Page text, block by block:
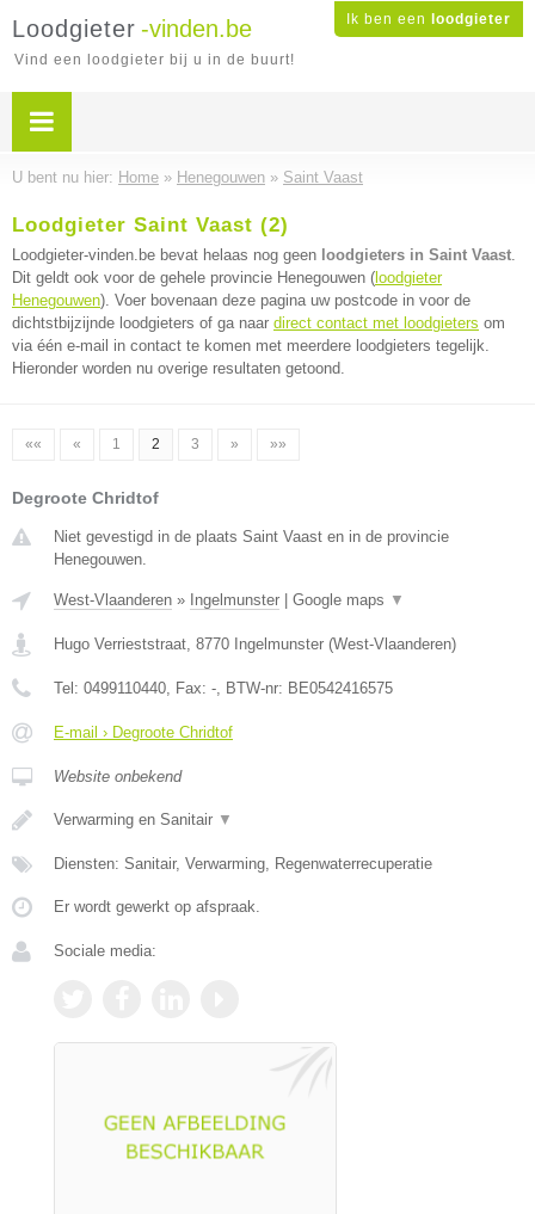
Ik ben een loodgieter
Loodgieter -vinden.be
Vind een loodgieter bij u in de buurt!
U bent nu hier: Home » Henegouwen » Saint Vaast
Loodgieter Saint Vaast (2)
Loodgieter-vinden.be bevat helaas nog geen loodgieters in Saint Vaast.
Dit geldt ook voor de gehele provincie Henegouwen ( loodgieter
Henegouwen). Voer bovenaan deze pagina uw postcode in voor de
dichtstbijzijnde loodgieters of ga naar direct contact met loodgieters om
via één e-mail in contact te komen met meerdere loodgieters tegelijk.
Hieronder worden nu overige resultaten getoond.
«« « 1 2 3 » »»
Degroote Chridtof
Niet gevestigd in de plaats Saint Vaast en in de provincie
Henegouwen.
West-Vlaanderen » Ingelmunster Google maps ▼
Hugo Verrieststraat, 8770 Ingelmunster (West-Vlaanderen)
Tel: 0499110440, Fax: -, BTW-nr: BE0542416575
E-mail › Degroote Chridtof
Website onbekend
Verwarming en Sanitair ▼
Diensten: Sanitair, Verwarming, Regenwaterrecuperatie
Er wordt gewerkt op afspraak.
Sociale media: